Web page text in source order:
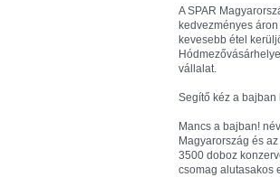
A SPAR
kedvezményes
kevesebb étel
vállalat.
Segítő kéz a bajban
Mancs a bajban!
Magyarország és
3500 doboz
csomag alutasakos